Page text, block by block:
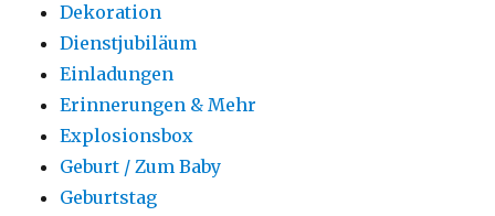
Dekoration
Dienstjubiläum
Einladungen
Erinnerungen & Mehr
Explosionsbox
Geburt / Zum Baby
Geburtstag